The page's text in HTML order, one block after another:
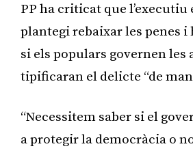
PP ha criticat que l’executiu
plantegi rebaixar les penes i
si els populars governen les
tipificaran el delicte “de
“Necessitem saber si el
a protegir la democràcia o